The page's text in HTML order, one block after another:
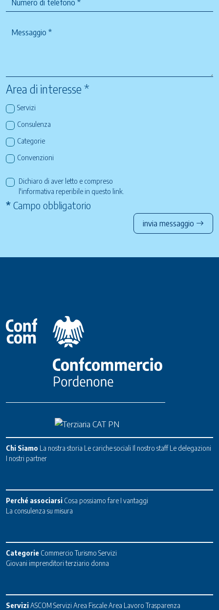
Area di interesse *
Servizi
Consulenza
Categorie
Convenzioni
Dichiaro di aver letto e compreso
l'informativa reperibile in questo link
* Campo obbligatorio
invia messaggio
Chi Siamo La nostra storia Le cariche sociali Il nostro staff Le delegazioni
I nostri partner
Perché associarsi Cosa possiamo fare I vantaggi
La consulenza su misura
Categorie Commercio Turismo Servizi
Giovani imprenditori terziario donna
ServiziASCOM Servizi Area FiscaleArea Lavoro Trasparenza